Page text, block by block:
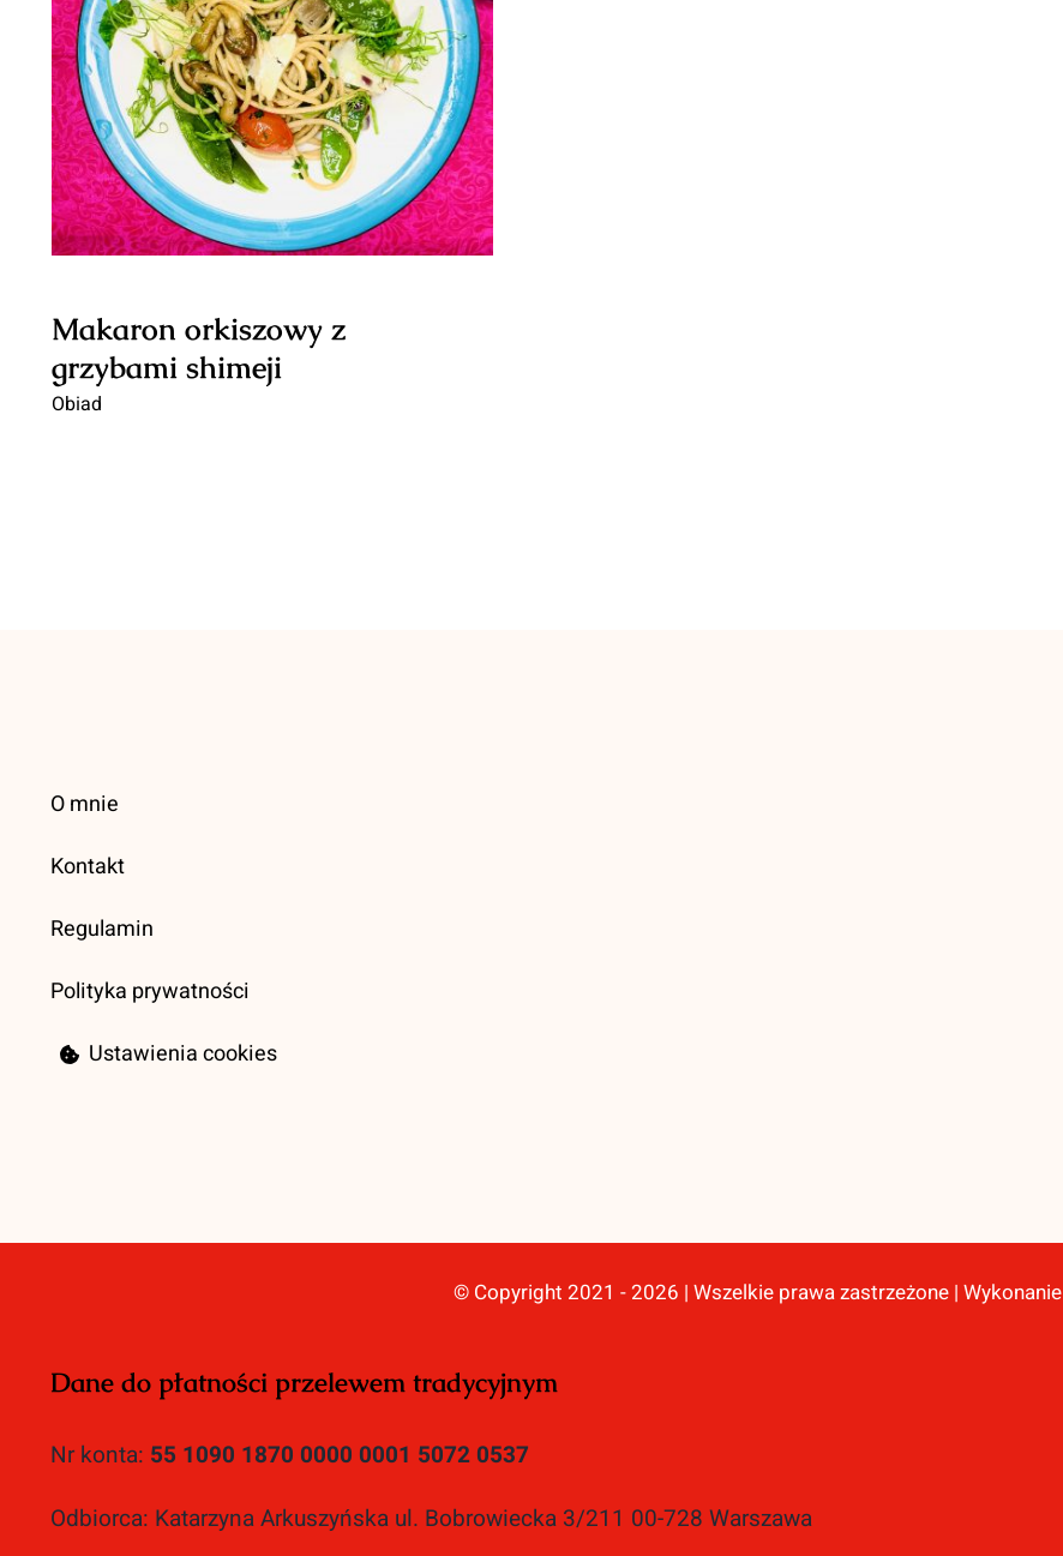
Makaron orkiszowy z
grzybami shimeji
Makaron orkiszowy z
grzybami shimeji
Obiad
O mnie
Kontakt
Regulamin
Polityka prywatności
Ustawienia cookies
© Copyright 2021 - 2026 | Wszelkie prawa zastrzeżone | Wykonanie
Dane do płatności przelewem tradycyjnym
Nr konta: 55 1090 1870 0000 0001 5072 0537
Odbiorca: Katarzyna Arkuszyńska ul. Bobrowiecka 3/211 00-728 Warszawa